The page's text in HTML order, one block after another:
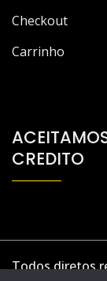
Checkout
Carrinho
CREDITO
Todos diretos